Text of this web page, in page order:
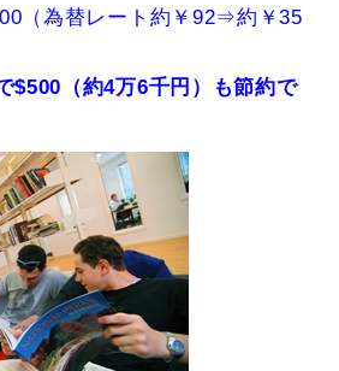
為替レート約￥92⇒約￥35
$500（約4万6千円）も節約で